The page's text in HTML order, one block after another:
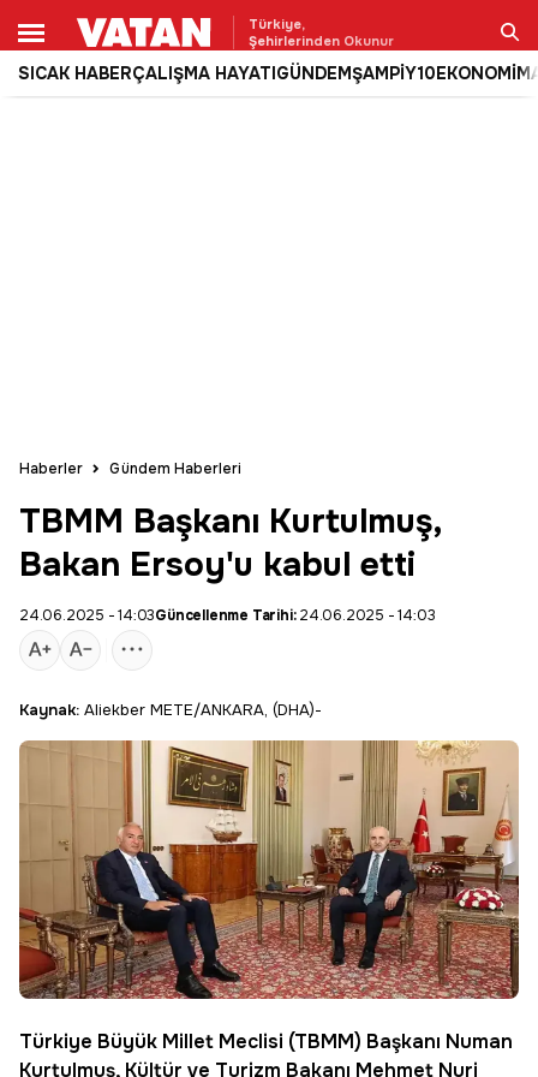
Türkiye,
Şehirlerinden Okunur
SICAK HABERÇALIŞMA HAYATIGÜNDEMŞAMPİY10EKONOMİ
Ara
Haberler Gündem Haberleri
TBMM Başkanı Kurtulmuş,
Bakan Ersoy'u kabul etti
24.06.2025 - 14:03Güncellenme Tarihi:24.06.2025 - 14:03
Kaynak: Aliekber METE/ANKARA, (DHA)-
Türkiye Büyük Millet Meclisi (TBMM) Başkanı Numan
Kurtulmuş, Kültür ve Turizm Bakanı Mehmet Nuri